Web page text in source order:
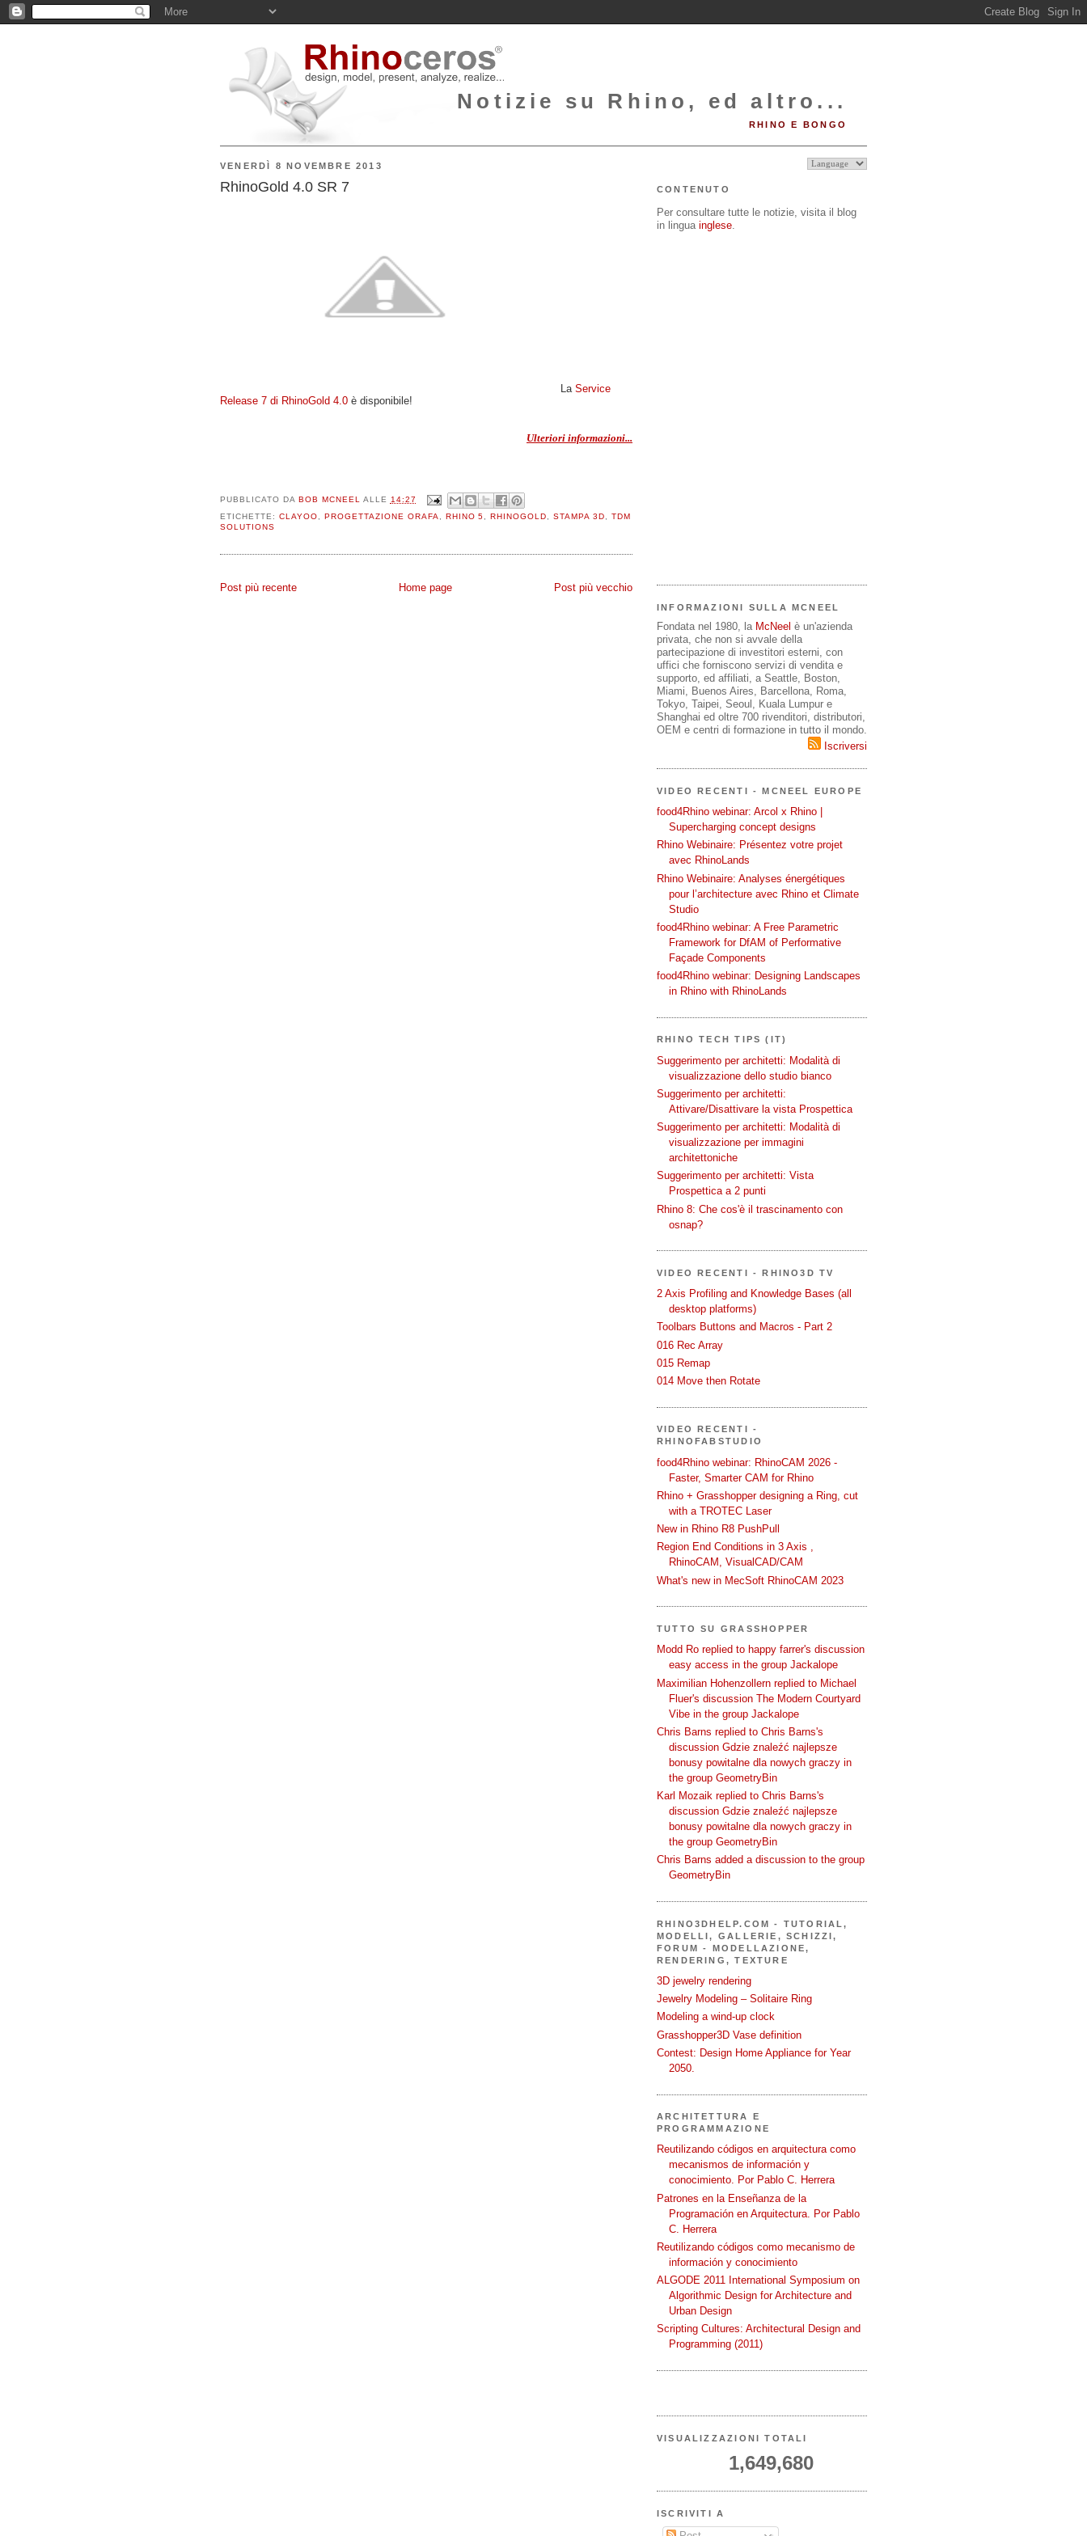
Notizie su Rhino, ed altro...
RHINO E BONGO
VENERDÌ 8 NOVEMBRE 2013
RhinoGold 4.0 SR 7
La Service
Release 7 di RhinoGold 4.0 è disponibile!
Ulteriori informazioni...
PUBBLICATO DA BOB MCNEEL ALLE
14:27
ETICHETTE: CLAYOO, PROGETTAZIONE ORAFA, RHINO 5, RHINOGOLD,STAMPA 3D,TDM
SOLUTIONS
Post più recente Post più vecchio
Home page
CONTENUTO
Per consultare tutte le notizie, visita il blog
in lingua inglese
INFORMAZIONI SULLA MCNEEL
Fondata nel 1980, la McNeel è un'azienda
privata, che non si avvale della
partecipazione di investitori esterni, con
uffici che forniscono servizi di vendita e
supporto, ed affiliati, a Seattle, Boston,
Miami, Buenos Aires, Barcellona, Roma,
Tokyo, Taipei, Seoul, Kuala Lumpur e
Shanghai ed oltre 700 rivenditori, distributori,
OEM e centri di formazione in tutto il mondo.
Iscriversi
VIDEO RECENTI - MCNEEL EUROPE
food4Rhino webinar: Arcol x Rhino |
Supercharging concept designs
Rhino Webinaire: Présentez votre projet
avec RhinoLands
Rhino Webinaire: Analyses énergétiques
pour l’architecture avec Rhino et Climate
Studio
food4Rhino webinar: A Free Parametric
Framework for DfAM of Performative
Façade Components
food4Rhino webinar: Designing Landscapes
in Rhino with RhinoLands
RHINO TECH TIPS (IT)
Suggerimento per architetti: Modalità di
visualizzazione dello studio bianco
Suggerimento per architetti:
Attivare/Disattivare la vista Prospettica
Suggerimento per architetti: Modalità di
visualizzazione per immagini
architettoniche
Suggerimento per architetti: Vista
Prospettica a 2 punti
Rhino 8: Che cos'è il trascinamento con
osnap?
VIDEO RECENTI - RHINO3D TV
2 Axis Profiling and Knowledge Bases (all
desktop platforms)
Toolbars Buttons and Macros - Part 2
016 Rec Array
015 Remap
014 Move then Rotate
VIDEO RECENTI -
RHINOFABSTUDIO
food4Rhino webinar: RhinoCAM 2026 -
Faster, Smarter CAM for Rhino
Rhino + Grasshopper designing a Ring, cut
with a TROTEC Laser
New in Rhino R8 PushPull
Region End Conditions in 3 Axis ,
RhinoCAM, VisualCAD/CAM
What's new in MecSoft RhinoCAM 2023
TUTTO SU GRASSHOPPER
Modd Ro replied to happy farrer's discussion
easy access in the group Jackalope
Maximilian Hohenzollern replied to Michael
Fluer's discussion The Modern Courtyard
Vibe in the group Jackalope
Chris Barns replied to Chris Barns's
discussion Gdzie znaleźć najlepsze
bonusy powitalne dla nowych graczy in
the group GeometryBin
Karl Mozaik replied to Chris Barns's
discussion Gdzie znaleźć najlepsze
bonusy powitalne dla nowych graczy in
the group GeometryBin
Chris Barns added a discussion to the group
GeometryBin
RHINO3DHELP.COM - TUTORIAL,
MODELLI, GALLERIE, SCHIZZI,
FORUM - MODELLAZIONE,
RENDERING, TEXTURE
3D jewelry rendering
Jewelry Modeling – Solitaire Ring
Modeling a wind-up clock
Grasshopper3D Vase definition
Contest: Design Home Appliance for Year
2050.
ARCHITETTURA E
PROGRAMMAZIONE
Reutilizando códigos en arquitectura como
mecanismos de información y
conocimiento. Por Pablo C. Herrera
Patrones en la Enseñanza de la
Programación en Arquitectura. Por Pablo
C. Herrera
Reutilizando códigos como mecanismo de
información y conocimiento
ALGODE 2011 International Symposium on
Algorithmic Design for Architecture and
Urban Design
Scripting Cultures: Architectural Design and
Programming (2011)
VISUALIZZAZIONI TOTALI
1,649,680
ISCRIVITI A